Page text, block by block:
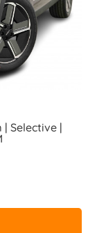
| Selective |